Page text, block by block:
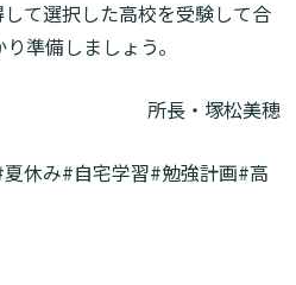
て選択した高校を受験して合
準備しましょう。
所長・塚松美穂
休み#自宅学習#勉強計画#高